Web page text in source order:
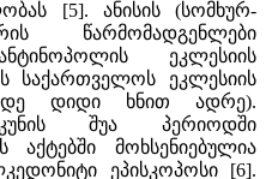
[5]. ანისის (სომხურ-
წარმომადგენლები
ეკლესიის
საქართველოს ეკლესიის
დიდი ხნით ადრე).
შუა პერიოდში
აქტებში მოხსენიებულია
ეპისკოპოსი [6].